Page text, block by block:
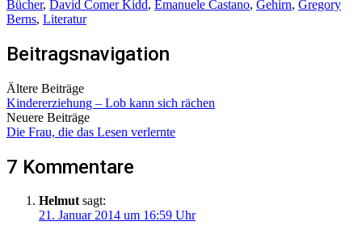
Bücher, David Comer Kidd, Emanuele Castano, Gehirn, Gregory
Berns, Literatur
Beitragsnavigation
Ältere Beiträge
Kindererziehung – Lob kann sich rächen
Neuere Beiträge
Die Frau, die das Lesen verlernte
7 Kommentare
Helmut sagt:
21. Januar 2014 um 16:59 Uhr